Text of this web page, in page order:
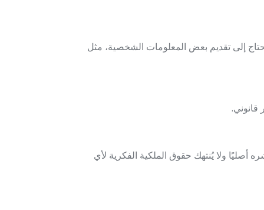
إلى تقديم بعض المعلومات الشخصية، مثل
ولا يُنتهك حقوق الملكية الفكرية لأي